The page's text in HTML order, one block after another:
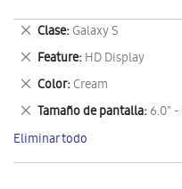
Clase Galaxy S
Eliminar
este
artículo
Feature HD Display
Eliminar
este
artículo
Color Cream
Eliminar
este
artículo
Tamaño de pantalla 6.0" -
Eliminar
este
artículo
Eliminar todo